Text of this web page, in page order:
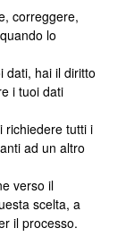
correggere,
lo
dati, hai il diritto
i tuoi dati
richiedere tutti i
ad un altro
verso il
scelta, a
il processo.